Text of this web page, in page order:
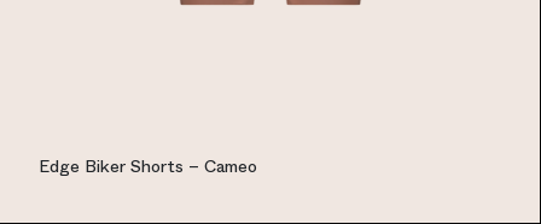
Edge Biker Shorts – Cameo